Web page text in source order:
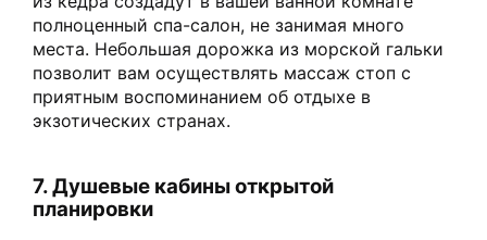
полноценный спа-салон, не занимая много
места. Небольшая дорожка из морской гальки
позволит вам осуществлять массаж стоп с
приятным воспоминанием об отдыхе в
экзотических странах.
7. Душевые кабины открытой
планировки